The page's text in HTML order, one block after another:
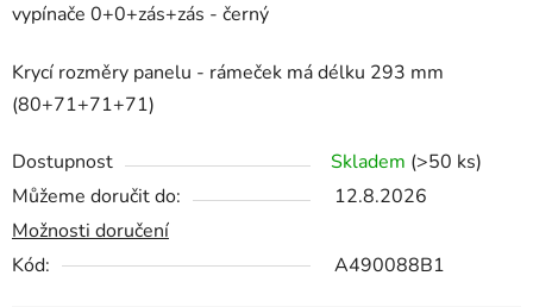
vypínače 0+0+zás+zás - černý
Krycí rozměry panelu - rámeček má délku 293 mm
(80+71+71+71)
Dostupnost Skladem (>50 ks)
Můžeme doručit do:
12.8.2026
Možnosti doručení
Kód:
A490088B1